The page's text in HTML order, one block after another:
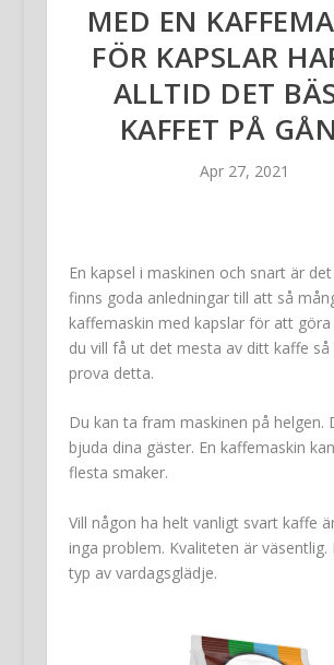
MED EN
FÖR KAPSLAR
ALLTID DET
KAFFET PÅ
Apr 27, 2021
En kapsel i maskinen och snart är
finns goda anledningar till att så
kaffemaskin med kapslar för att göra
du vill få ut det mesta av ditt kaffe så
prova detta.
Du kan ta fram maskinen på helgen.
bjuda dina gäster. En kaffemaskin
flesta smaker.
Vill någon ha helt vanligt svart kaffe
inga problem. Kvaliteten är väsentlig.
typ av vardagsglädje.